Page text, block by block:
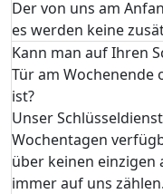
Der von uns am
es werden keine
Kann man auf Ihren
Tür am Wochenende
ist?
Unser
Wochentagen
über keinen einzigen
immer auf uns zählen.